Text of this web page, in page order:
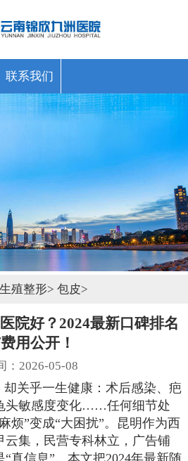
联系我们
生殖整形> 包皮>
院好？2024最新口碑排名
用公开！
：2026-05-08
却关乎一生健康：术后感染、疤
头敏感度变化……任何细节处
烦”变成“大困扰”。昆明作为西
云集，民营专科林立，广告铺
真信息”。本文把2024年最新随